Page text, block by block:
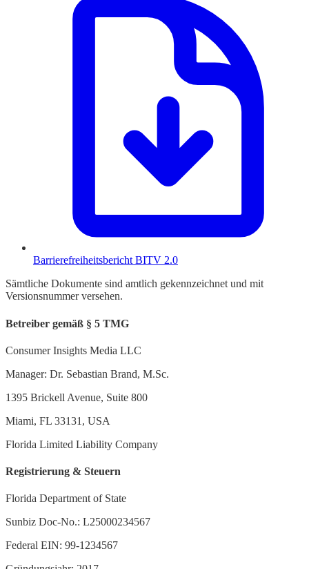
Barrierefreiheitsbericht BITV 2.0
Sämtliche Dokumente sind amtlich gekennzeichnet und mit
Versionsnummer versehen.
Betreiber gemäß § 5 TMG
Consumer Insights Media LLC
Manager: Dr. Sebastian Brand, M.Sc.
1395 Brickell Avenue, Suite 800
Miami, FL 33131, USA
Florida Limited Liability Company
Registrierung & Steuern
Florida Department of State
Sunbiz Doc-No.: L25000234567
Federal EIN: 99-1234567